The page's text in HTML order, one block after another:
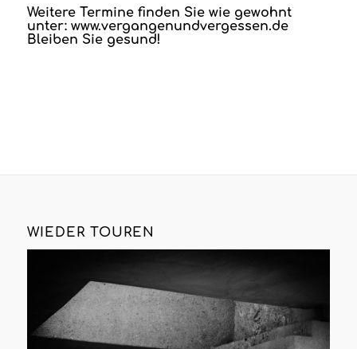
Weitere Termine finden Sie wie gewohnt
unter: www.vergangenundvergessen.de
Bleiben Sie gesund!
WIEDER TOUREN